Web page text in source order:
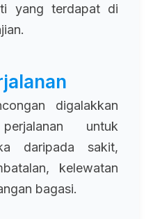
yang terdapat di
digalakkan
untuk
daripada sakit,
kelewatan
bagasi.